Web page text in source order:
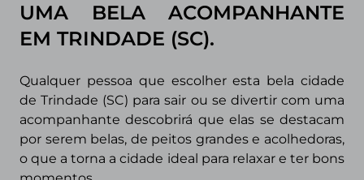
UMA BELA ACOMPANHANTE
EM TRINDADE (SC).
Qualquer pessoa que escolher esta bela cidade
de Trindade (SC) para sair ou se divertir com uma
acompanhante descobrirá que elas se destacam
por serem belas, de peitos grandes e acolhedoras,
o que a torna a cidade ideal para relaxar e ter bons